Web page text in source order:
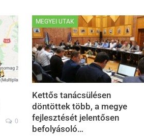
0
MEGYEI UTAK
Kettős tanácsülésen
döntöttek több, a megye
fejlesztését jelentősen
befolyásoló…